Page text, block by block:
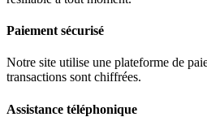
Paiement sécurisé
Notre site utilise une plateforme de
transactions sont chiffrées.
Assistance téléphonique